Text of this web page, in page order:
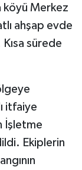
köyü Merkez
ahşap evde
sürede
itfaiye
İşletme
Ekiplerin